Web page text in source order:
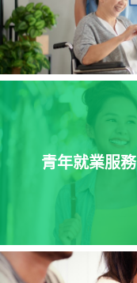
青年就業服務